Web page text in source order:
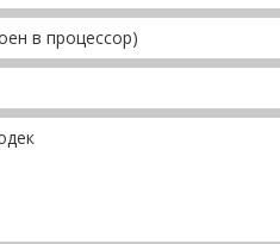
в процессор)